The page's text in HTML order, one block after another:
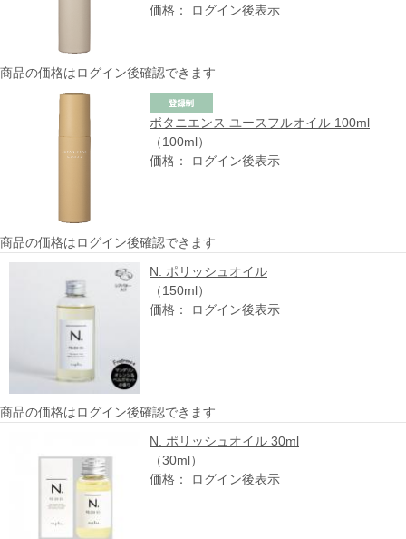
価格： ログイン後表示
商品の価格はログイン後確認できます
ボタニエンス ユースフルオイル 100ml
（100ml）
価格： ログイン後表示
商品の価格はログイン後確認できます
N. ポリッシュオイル
（150ml）
価格： ログイン後表示
商品の価格はログイン後確認できます
N. ポリッシュオイル 30ml
（30ml）
価格： ログイン後表示